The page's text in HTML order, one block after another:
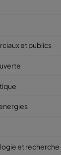
et publics
et recherche